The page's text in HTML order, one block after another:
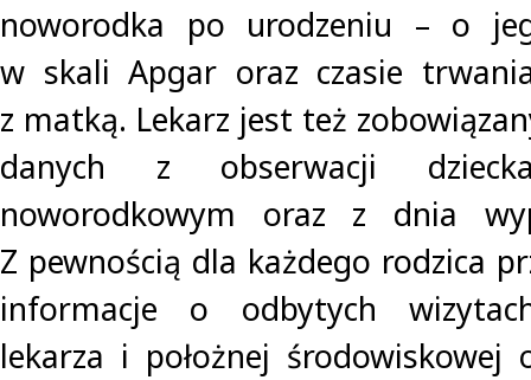
noworodka po urodzeniu – o
w skali Apgar oraz czasie
z matką. Lekarz jest też
danych z obserwacji
noworodkowym oraz z dnia
Z pewnością dla każdego rodzica
informacje o odbytych
lekarza i położnej środowiskowej